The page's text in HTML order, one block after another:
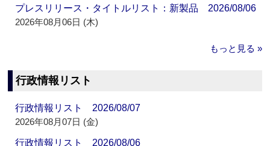
プレスリリース・タイトルリスト：新製品 2026/08/06
2026年08月06日 (木)
もっと見る »
行政情報リスト
行政情報リスト 2026/08/07
2026年08月07日 (金)
行政情報リスト 2026/08/06